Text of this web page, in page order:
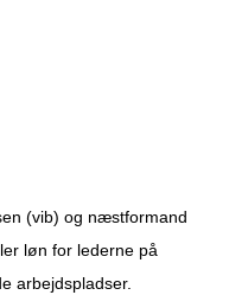
(vib) og næstformand
løn for lederne på
arbejdspladser.